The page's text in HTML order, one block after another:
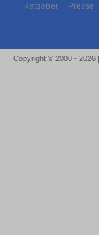
Ratgeber Presse
Copyright © 2000 - 2026